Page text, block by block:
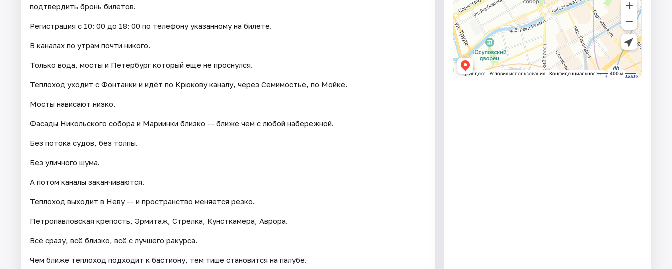
подтвердить бронь билетов.
Регистрация с 10: 00 до 18: 00 по телефону указанному на билете.
В каналах по утрам почти никого.
Только вода, мосты и Петербург который ещё не проснулся.
Теплоход уходит с Фонтанки и идёт по Крюкову каналу, через Семимостье, по Мойке.
Мосты нависают низко.
Фасады Никольского собора и Мариинки близко -- ближе чем с любой набережной.
Без потока судов, без толпы.
Без уличного шума.
А потом каналы заканчиваются.
Теплоход выходит в Неву -- и пространство меняется резко.
Петропавловская крепость, Эрмитаж, Стрелка, Кунсткамера, Аврора.
Всё сразу, всё близко, всё с лучшего ракурса.
Чем ближе теплоход подходит к бастиону, тем тише становится на палубе.